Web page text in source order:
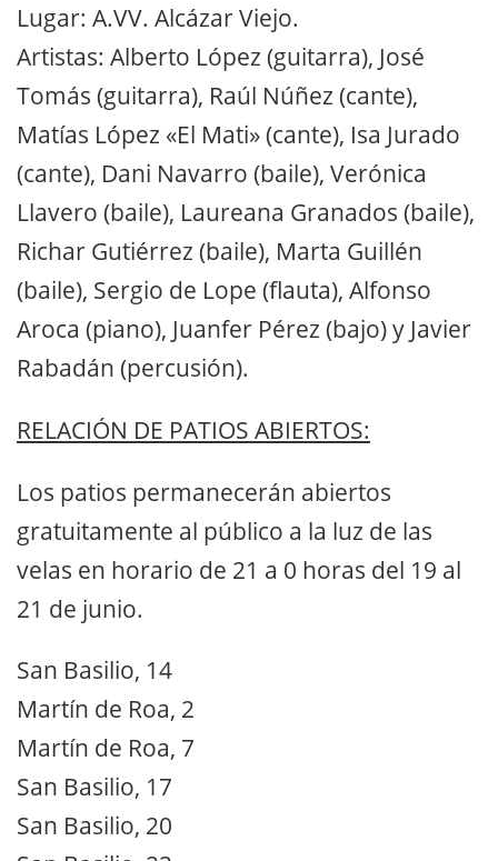
Lugar: A.VV. Alcázar Viejo.
Artistas: Alberto López (guitarra), José
Tomás (guitarra), Raúl Núñez (cante),
Matías López «El Mati» (cante), Isa Jurado
(cante), Dani Navarro (baile), Verónica
Llavero (baile), Laureana Granados (baile),
Richar Gutiérrez (baile), Marta Guillén
(baile), Sergio de Lope (flauta), Alfonso
Aroca (piano), Juanfer Pérez (bajo) y Javier
Rabadán (percusión).
RELACIÓN DE PATIOS ABIERTOS:
Los patios permanecerán abiertos
gratuitamente al público a la luz de las
velas en horario de 21 a 0 horas del 19 al
21 de junio.
San Basilio, 14
Martín de Roa, 2
Martín de Roa, 7
San Basilio, 17
San Basilio, 20